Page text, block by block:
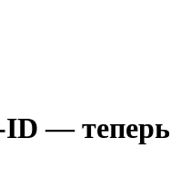
ID — теперь